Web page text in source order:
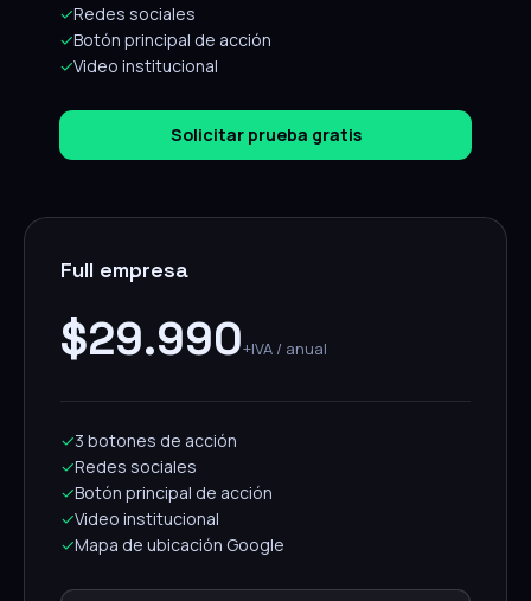
✓Redes sociales
✓Botón principal de acción
✓Video institucional
Solicitar prueba gratis
Full empresa
$29.990+IVA / anual
✓3 botones de acción
✓Redes sociales
✓Botón principal de acción
✓Video institucional
✓Mapa de ubicación Google